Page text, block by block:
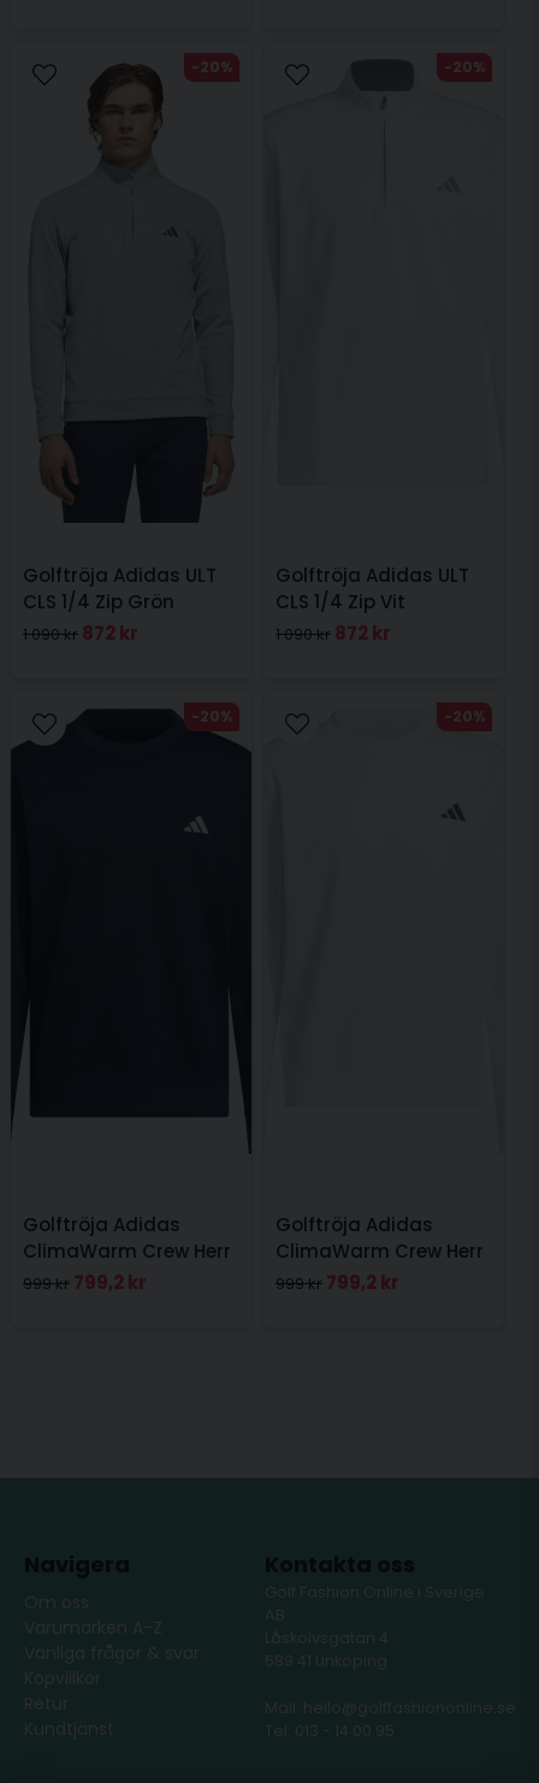
Golftröja Adidas ULT
CLS 1/4 Zip Grön
1 090 kr 872 kr
-20%
Golftröja Adidas ULT
CLS 1/4 Zip Vit
1 090 kr 872 kr
-20%
Golftröja Adidas
ClimaWarm Crew Herr
Navy
999 kr 799,2 kr
-20%
Golftröja Adidas
ClimaWarm Crew Herr
Vit
999 kr 799,2 kr
-20%
Om oss
Varumärken A-Z
Vanliga frågor & svar
Köpvillkor
Retur
Kundtjänst
Golf Fashion Online i Sverige
AB
Låskolvsgatan 4
589 41 Linköping
Mail: hello@golffashiononline.se
Tel: 013 - 14 00 95